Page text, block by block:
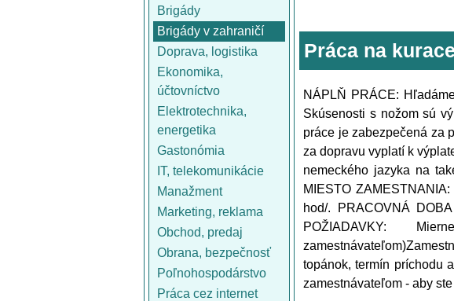
Brigády
Brigády v zahraničí
Doprava, logistika
Ekonomika,
účtovníctvo
Elektrotechnika,
energetika
Gastonómia
IT, telekomunikácie
Manažment
Marketing, reklama
Obchod, predaj
Obrana, bezpečnosť
Poľnohospodárstvo
Práca cez internet
Práca na
NÁPLŇ PRÁCE:
Skúsenosti s nožom sú
práce je zabezpečená za
za dopravu vyplatí k
nemeckého jazyka na
MIESTO
hod/. PRACOVNÁ
POŽIADAVKY:
topánok, termín príchodu
zamestnávateľom - aby